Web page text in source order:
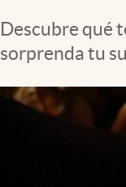
Espiritualidad
abre en nueva pestaña
Descubre qué
sorprenda tu